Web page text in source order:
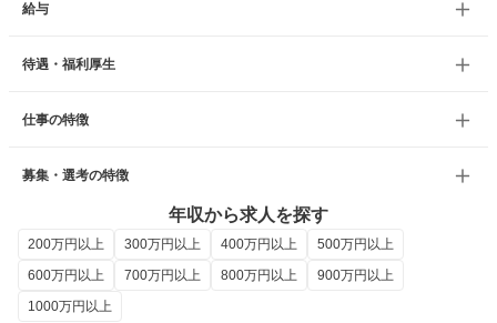
給与
待遇・福利厚生
仕事の特徴
募集・選考の特徴
年収から求人を探す
200万円以上 300万円以上 400万円以上
500万円以上
600万円以上
700万円以上 800万円以上
900万円以上
1000万円以上